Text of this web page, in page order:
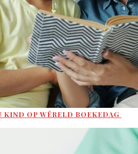
KIND OP WÊRELD BOEKEDAG